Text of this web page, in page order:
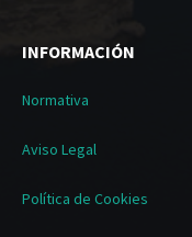
INFORMACIÓN
Normativa
Aviso Legal
Política de Cookies